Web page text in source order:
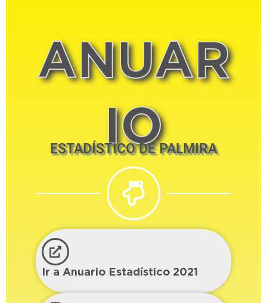
ANUAR
IO
ESTADÍSTICO DE PALMIRA
Ir a Anuario Estadístico 2021